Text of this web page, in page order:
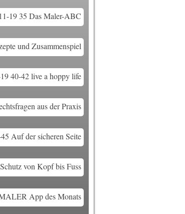
19 35 Das Maler-ABC
und Zusammenspiel
40-42 live a hoppy life
aus der Praxis
Auf der sicheren Seite
von Kopf bis Fuss
App des Monats